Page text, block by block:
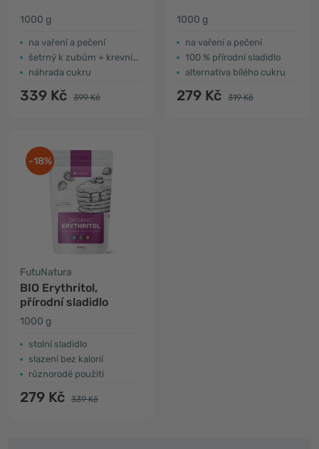
1000 g
na vaření a pečení
šetrný k zubům + krevnímu cukru
náhrada cukru
339 Kč 399 Kč
1000 g
na vaření a pečení
100 % přírodní sladidlo
alternativa bílého cukru
279 Kč 319 Kč
-18%
FutuNatura
BIO Erythritol,
přírodní sladidlo
1000 g
stolní sladidlo
slazení bez kalorií
různorodé použití
279 Kč 339 Kč